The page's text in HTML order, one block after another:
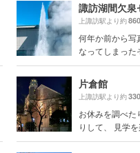
諏訪湖間欠泉
上諏訪駅より約
何年か前から写
なってしまった
片倉館
上諏訪駅より約
お休みを調べた
りして、 見学